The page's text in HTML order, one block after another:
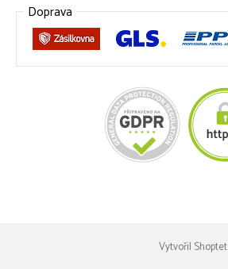
Doprava
Vytvořil Shoptet